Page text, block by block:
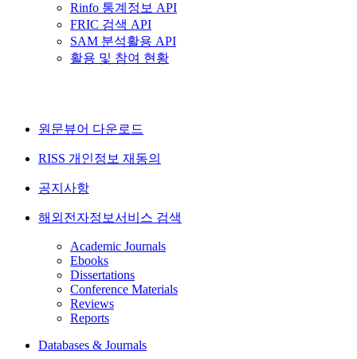
Rinfo 통계정보 API
FRIC 검색 API
SAM 분석활용 API
활용 및 참여 현황
원문뷰어 다운로드
RISS 개인정보 재동의
공지사항
해외전자정보서비스 검색
Academic Journals
Ebooks
Dissertations
Conference Materials
Reviews
Reports
Databases & Journals